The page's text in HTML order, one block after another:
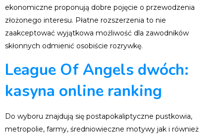
ekonomiczne proponują dobre pojęcie o przewodzenia
złożonego interesu. Płatne rozszerzenia to nie
zaakceptować wyjątkowa możliwość dla zawodników
skłonnych odmienić osobiście rozrywkę.
League Of Angels dwóch:
kasyna online ranking
Do wyboru znajdują się postapokaliptyczne pustkowia,
metropolie, farmy, średniowieczne motywy jak i również